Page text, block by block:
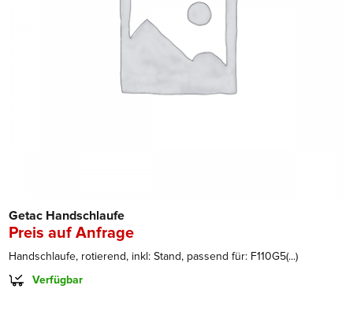
Getac Handschlaufe
Preis auf Anfrage
Handschlaufe, rotierend, inkl: Stand, passend für: F110G5(...)
Verfügbar